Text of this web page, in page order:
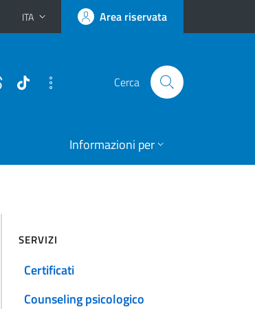
ITA Area riservata
Cerca
Informazioni per
SERVIZI
Certificati
Counseling psicologico